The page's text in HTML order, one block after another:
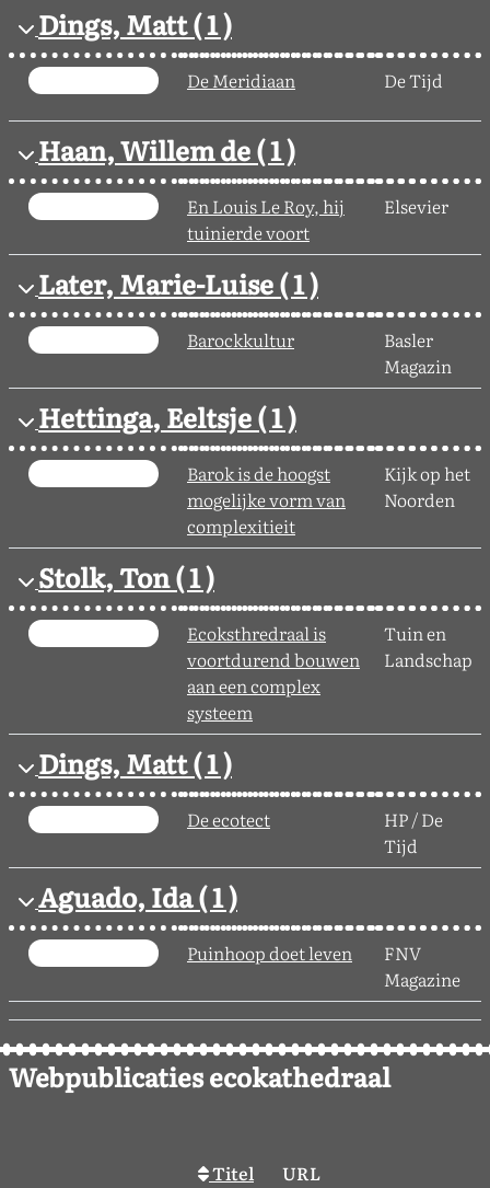
Dings, Matt( 1 )
De Meridiaan De Tijd
Haan, Willem de( 1 )
En Louis Le Roy, hij
tuinierde voort
Elsevier
Later, Marie-Luise( 1 )
Barockkultur
Basler
Magazin
Hettinga, Eeltsje( 1 )
Barok is de hoogst
mogelijke vorm van
complexitieit
Kijk op het
Noorden
Stolk, Ton( 1 )
Ecoksthredraal is
voortdurend bouwen
aan een complex
systeem
Tuin en
Landschap
Dings, Matt( 1 )
De ecotect
HP / De
Tijd
Aguado, Ida( 1 )
Puinhoop doet leven
FNV
Magazine
Webpublicaties ecokathedraal
Titel
URL